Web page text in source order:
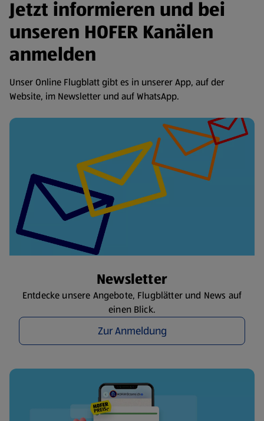
Jetzt informieren und bei
unseren HOFER Kanälen
anmelden
Unser Online Flugblatt gibt es in unserer App, auf der
Website, im Newsletter und auf WhatsApp.
Newsletter
Entdecke unsere Angebote, Flugblätter und News auf
einen Blick.
Zur Anmeldung